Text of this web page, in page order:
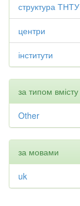
структура ТНТУ
центри
інститути
за типом вмісту
Other
за мовами
uk